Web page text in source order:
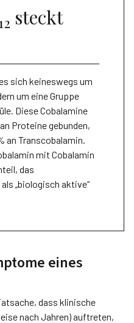
steckt
sich keineswegs um
um eine Gruppe
Diese Cobalamine
Proteine gebunden,
an Transcobal­amin.
mit Cobalamin
das
„biologisch aktive“
eines
dass klinische
nach Jahren) auftreten,